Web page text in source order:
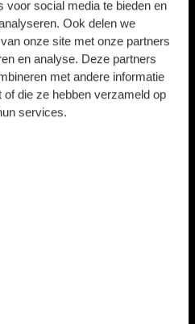
voor social media te bieden en
Ook delen we
onze site met onze partners
en analyse. Deze partners
met andere informatie
die ze hebben verzameld op
services.